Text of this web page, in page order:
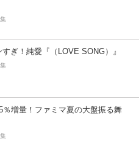
ぎ！純愛『（LOVE SONG）』
％増量！ファミマ夏の大盤振る舞